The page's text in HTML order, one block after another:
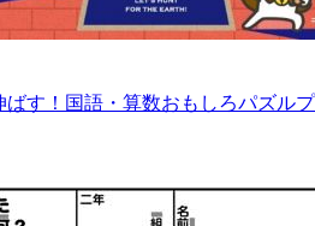
す！国語・算数おもしろパズルプ